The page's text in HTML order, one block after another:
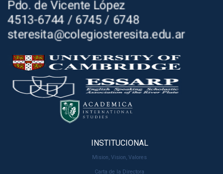
INSTITUCIONAL
Mision, Vision, Valores
Carta de la Directora